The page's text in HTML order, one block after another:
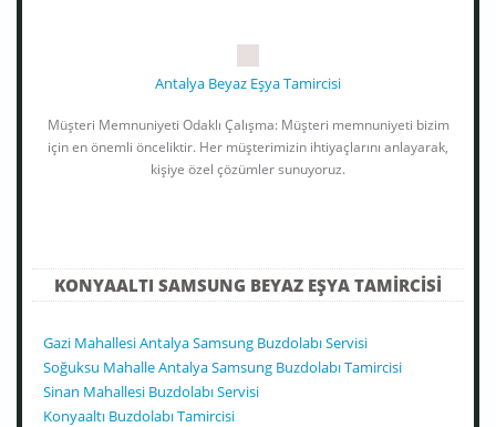
Antalya Beyaz Eşya Tamircisi
Müşteri Memnuniyeti Odaklı Çalışma: Müşteri memnuniyeti bizim
için en önemli önceliktir. Her müşterimizin ihtiyaçlarını anlayarak,
kişiye özel çözümler sunuyoruz.
KONYAALTI SAMSUNG BEYAZ EŞYA TAMIRCISI
Gazi Mahallesi Antalya Samsung Buzdolabı Servisi
Soğuksu Mahalle Antalya Samsung Buzdolabı Tamircisi
Sinan Mahallesi Buzdolabı Servisi
Konyaaltı Buzdolabı Tamircisi